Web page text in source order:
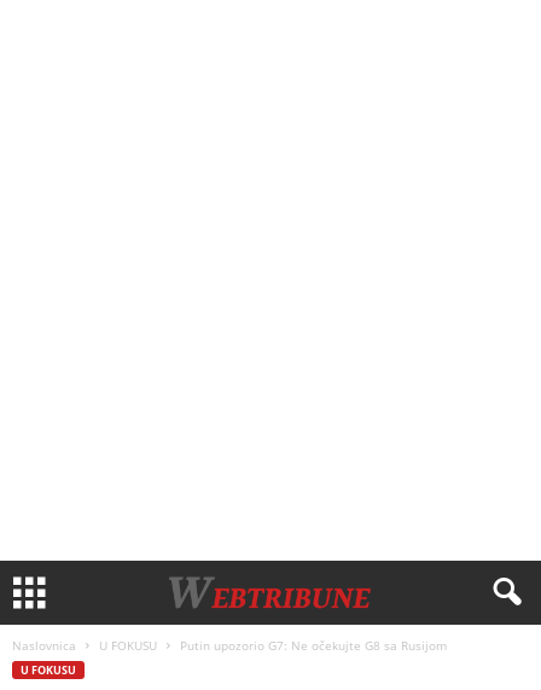
Naslovnica U FOKUSU Putin upozorio G7: Ne očekujte G8 sa Rusijom
U FOKUSU